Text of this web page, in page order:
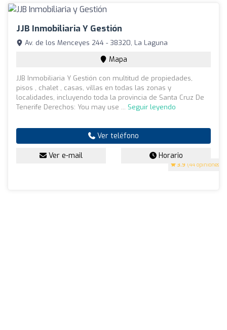
JJB Inmobiliaria Y Gestión
3.9 (44 opiniones)
Av. de los Menceyes 244 - 38320, La Laguna
Mapa
JJB Inmobiliaria Y Gestión con multitud de propiedades,
pisos , chalet , casas, villas en todas las zonas y
localidades, incluyendo toda la provincia de Santa Cruz De
Tenerife Derechos: You may use ... Seguir leyendo
Ver teléfono
Ver e-mail Horario